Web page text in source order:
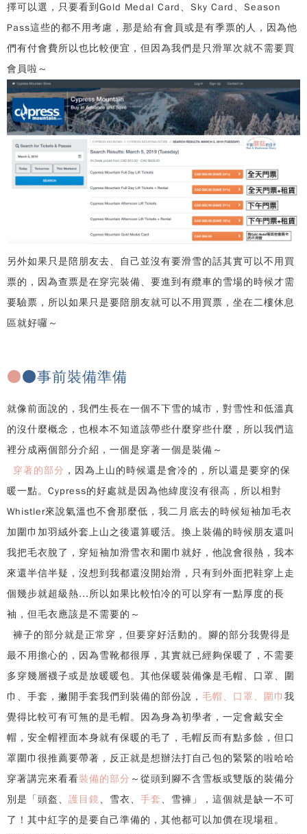
擇可以選，只要看到Gold Medal Card、Sky Card、Season
Pass這些的都不用考慮，那是給有會員或是有季票的人，因為他
們有付會費所以也比較便宜，但因為我們是只滑單次就不需要買
會員啦～
另外如果只是陪朋友去、自己並沒有要滑雪的話其實可以不用買
票的，因為查票是在穿完裝備、要進到有纜車的雪場的時候才需
要驗票，所以如果只是要陪朋友就可以不用買票，坐在二樓休息
區就好囉～
●●事前裝備準備
就像前面說的，我們生長在一個不下雪的城市，對雪性和低溫真
的沒什麼概念，也根本不知道該帶些什麼穿些什麼，所以我們這
裡分成兩個部分介紹，一個是穿著一個是裝備～
穿著的部分 ，因為上山的時候還是會冷的，所以還是要穿的保
暖一點。Cypress的好處就是因為他緯度沒有很高，所以相對
Whistler來說氣溫也不會那麼低，我二月底去的時候短袖加毛衣
加圍巾加羽絨外套上山之後還算暖活。換上裝備的時候朋友還叫
我把毛衣脫了，穿短袖加滑雪衣和圍巾就好，他說會很熱，我本
來還半信半疑，沒想到我都還沒開始滑，只有到外面把鞋穿上走
個幾步就超級熱...所以如果比較怕冷的可以穿有一點厚度的長
袖，但毛衣應該是不需要的～
褲子的部分就是正常穿，但要穿好活動的。腳的部分我覺得是
最不用擔心的，因為雪靴都很厚，其實就已經夠保暖了，不需要
多穿幾層襪子或是放暖暖包。其他保暖裝備像是毛帽、口罩、圍
巾、手套，撇開手套我們到裝備的部份說， 毛帽、口罩、圍巾 我
覺得比較可有可無的是毛帽。因為身為初學者，一定會戴安全
帽，安全帽裡面本身就有保暖的毛了，毛帽反而有點多餘，但口
罩圍巾很推薦要帶著，反正就是想辦法打自己包的緊緊的啦哈哈
穿著講完來看看裝備的部分 ～從頭到腳不含雪板或雙版的裝備分
別是「頭盔、 護目鏡、雪衣、 手套、雪褲」，這個就是缺一不可
了！其中紅字的是要自己準備的，其他都可以加價在現場租。